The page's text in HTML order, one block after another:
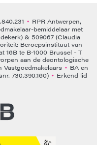
• RPR Antwerpen,
bemiddelaar met
& 509067 (Claudia
Beroepsinstituut van
16B te B-1000 Brussel - T
aan de deontologische
• BA en
730.390.160) • Erkend lid